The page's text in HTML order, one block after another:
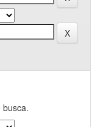
busca.